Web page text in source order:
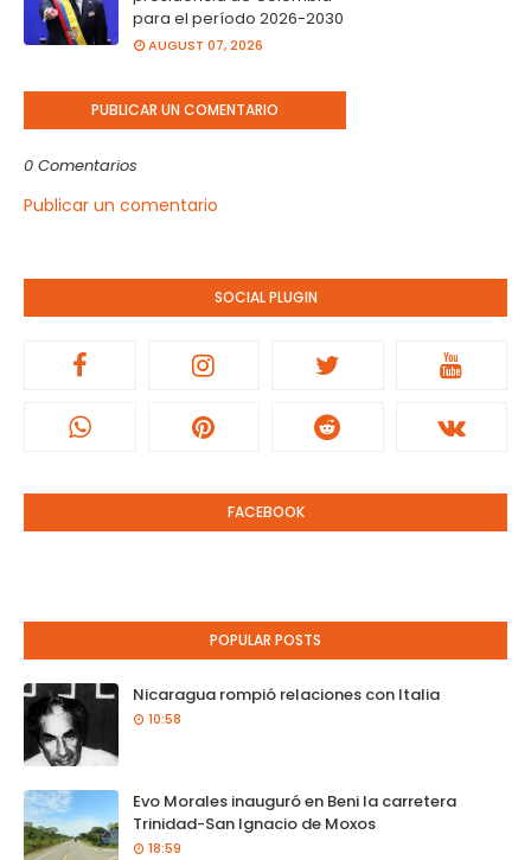
para el período 2026-2030
AUGUST 07, 2026
PUBLICAR UN COMENTARIO
0 Comentarios
Publicar un comentario
SOCIAL PLUGIN
FACEBOOK
POPULAR POSTS
Nicaragua rompió relaciones con Italia
10:58
Evo Morales inauguró en Beni la carretera
Trinidad-San Ignacio de Moxos
18:59